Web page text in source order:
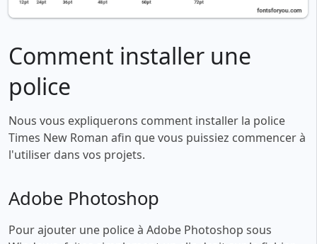
Comment installer une
police
Nous vous expliquerons comment installer la police
Times New Roman afin que vous puissiez commencer à
l'utiliser dans vos projets.
Adobe Photoshop
Pour ajouter une police à Adobe Photoshop sous